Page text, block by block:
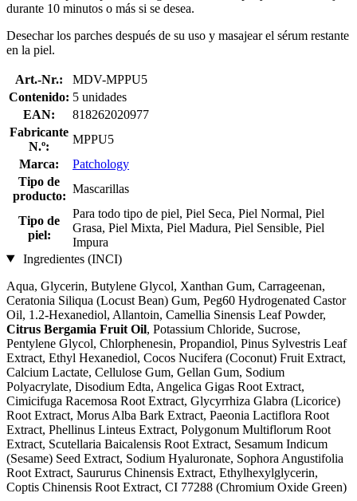
durante 10 minutos o más si se desea.
Desechar los parches después de su uso y masajear el sérum restante
en la piel.
Art.-Nr.:
MDV-MPPU5
Contenido: 5 unidades
EAN:
818262020977
Fabricante
N.º:
MPPU5
Marca:
Patchology
Tipo de
producto:
Mascarillas
Tipo de
piel:
Para todo tipo de piel, Piel Seca, Piel Normal, Piel
Grasa, Piel Mixta, Piel Madura, Piel Sensible, Piel
Impura
Ingredientes (INCI)
Aqua, Glycerin, Butylene Glycol, Xanthan Gum, Carrageenan,
Ceratonia Siliqua (Locust Bean) Gum, Peg60 Hydrogenated Castor
Oil, 1.2-Hexanediol, Allantoin, Camellia Sinensis Leaf Powder,
Citrus Bergamia Fruit Oil, Potassium Chloride, Sucrose,
Pentylene Glycol, Chlorphenesin, Propandiol, Pinus Sylvestris Leaf
Extract, Ethyl Hexanediol, Cocos Nucifera (Coconut) Fruit Extract,
Calcium Lactate, Cellulose Gum, Gellan Gum, Sodium
Polyacrylate, Disodium Edta, Angelica Gigas Root Extract,
Cimicifuga Racemosa Root Extract, Glycyrrhiza Glabra (Licorice)
Root Extract, Morus Alba Bark Extract, Paeonia Lactiflora Root
Extract, Phellinus Linteus Extract, Polygonum Multiflorum Root
Extract, Scutellaria Baicalensis Root Extract, Sesamum Indicum
(Sesame) Seed Extract, Sodium Hyaluronate, Sophora Angustifolia
Root Extract, Saururus Chinensis Extract, Ethylhexylglycerin,
Coptis Chinensis Root Extract, CI 77288 (Chromium Oxide Green)